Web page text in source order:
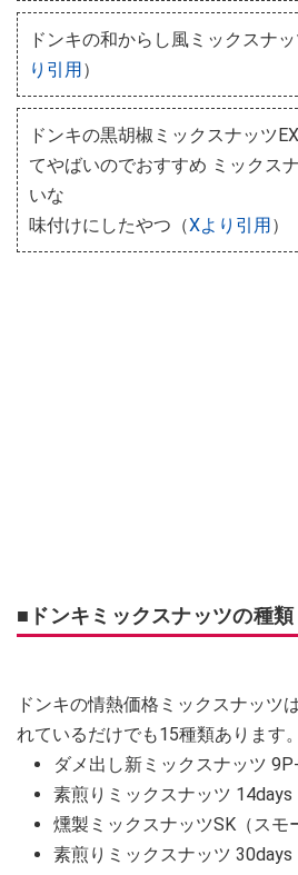
ドンキの和からし風ミックスナ
り引用）
ドンキの黒胡椒ミックスナッツ
てやばいのでおすすめ ミックス
いな
味付けにしたやつ（Xより引用）
■ドンキミックスナッツの種類
ドンキの情熱価格ミックスナッツ
れているだけでも15種類あります。
ダメ出し新ミックスナッツ
素煎りミックスナッツ 14days
燻製ミックスナッツSK（スモ
素煎りミックスナッツ 30days